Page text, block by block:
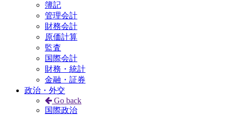
簿記
管理会計
財務会計
原価計算
監査
国際会計
財務・統計
金融・証券
政治・外交
Go back
国際政治